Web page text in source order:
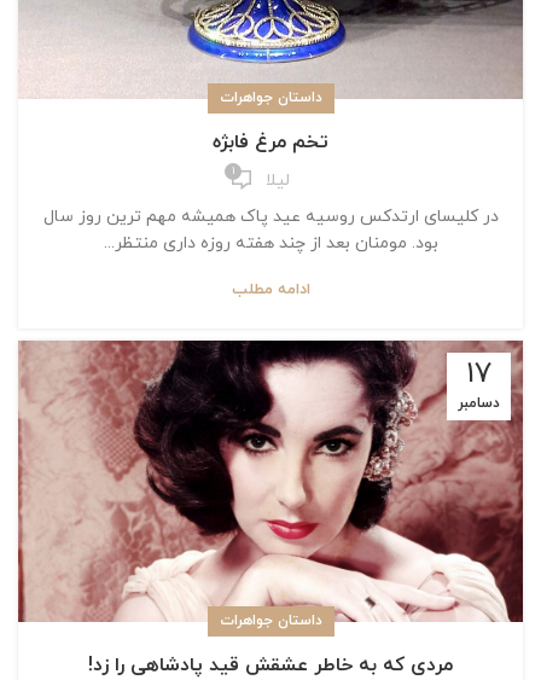
داستان جواهرات
تخم مرغ فابژه
لیلا 1
در کلیسای ارتدکس روسیه عید پاک همیشه مهم ترین روز سال
بود. مومنان بعد از چند هفته روزه داری منتظر...
ادامه مطلب
17
دسامبر
داستان جواهرات
مردی که به خاطر عشقش قید پادشاهی را زد!